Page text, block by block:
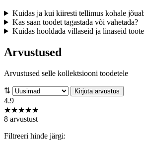
Kuidas ja kui kiiresti tellimus kohale
Kas saan toodet tagastada või vahetada?
Kuidas hooldada villaseid ja linaseid
Arvustused
Arvustused selle kollektsiooni toodetele
⇅ Kirjuta arvustus
4.9
★★★★★
8 arvustust
Filtreeri hinde järgi: